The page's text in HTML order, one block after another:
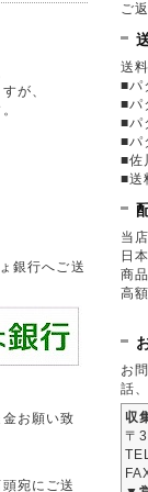
が、
銀行へご送
お願い致
宛にご送
ご
送
■パ
■パ
■パ
■パ
■佐
■送
当
日
商
高
お
話
収
〒